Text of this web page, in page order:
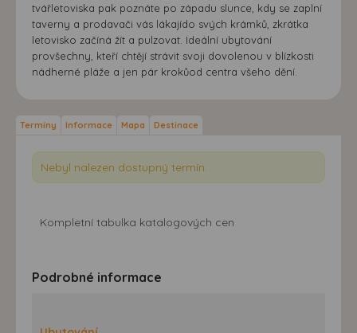
tvářletoviska pak poznáte po západu slunce, kdy se zaplní
taverny a prodavači vás lákajído svých krámků, zkrátka
letovisko začíná žít a pulzovat. Ideální ubytování
provšechny, kteří chtějí strávit svoji dovolenou v blízkosti
nádherné pláže a jen pár krokůod centra všeho dění.
Termíny Informace Mapa Destinace
Nebyl nalezen dostupný termín.
Kompletní tabulka katalogových cen
Podrobné informace